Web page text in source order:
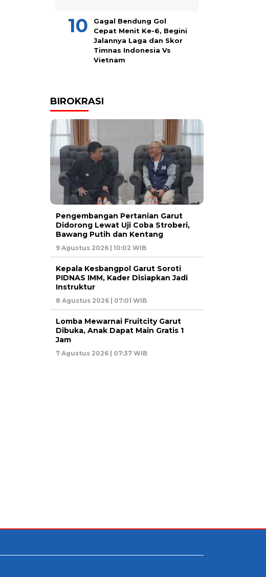
Gagal Bendung Gol
Cepat Menit Ke-6, Begini
Jalannya Laga dan Skor
Timnas Indonesia Vs
Vietnam
BIROKRASI
Pengembangan Pertanian Garut
Didorong Lewat Uji Coba Stroberi,
Bawang Putih dan Kentang
9 Agustus 2026 | 10:02 WIB
Kepala Kesbangpol Garut Soroti
PIDNAS IMM, Kader Disiapkan Jadi
Instruktur
8 Agustus 2026 | 07:01 WIB
Lomba Mewarnai Fruitcity Garut
Dibuka, Anak Dapat Main Gratis 1
Jam
7 Agustus 2026 | 07:37 WIB